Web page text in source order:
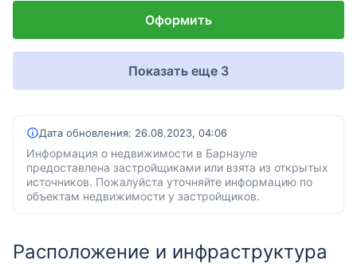
Оформить
Показать еще 3
Дата обновления: 26.08.2023, 04:06
Информация о недвижимости в Барнауле
предоставлена застройщиками или взята из открытых
источников. Пожалуйста уточняйте информацию по
объектам недвижимости у застройщиков.
Расположение и инфраструктура